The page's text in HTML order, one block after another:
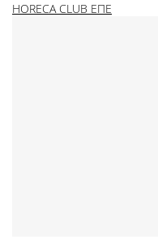
HORECA CLUB ΕΠΕ